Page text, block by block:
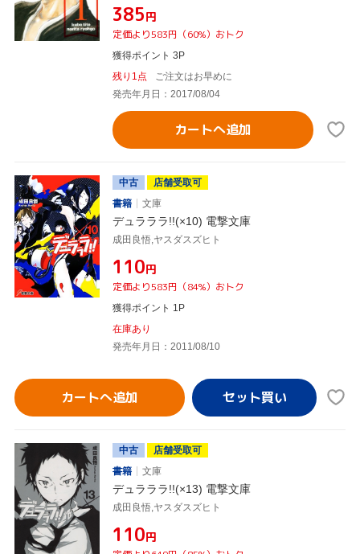
¥385円
定価より583円（60%）おトク
獲得ポイント 3P
残り1点
ご注文はお早めに
発売年月日：2017/08/04
カートへ追加
中古
店舗受取可
書籍
文庫
デュラララ!!(×10) 電撃文庫
成田良悟,ヤスダスズヒト
¥110円
定価より583円（84%）おトク
獲得ポイント 1P
在庫あり
発売年月日：2011/08/10
カートへ追加
中古
店舗受取可
書籍
文庫
デュラララ!!(×13) 電撃文庫
成田良悟,ヤスダスズヒト
¥110円